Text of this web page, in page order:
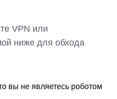
VPN или
ниже для обхода
вы не являетесь роботом